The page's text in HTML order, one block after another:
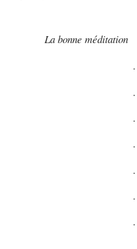
La bonne méditation
·
·
·
·
·
·
·